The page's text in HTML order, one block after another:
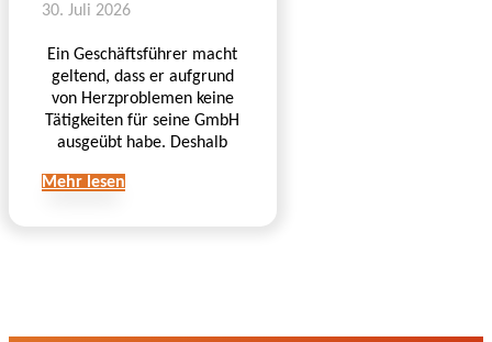
30. Juli 2026
Ein Geschäftsführer macht
geltend, dass er aufgrund
von Herzproblemen keine
Tätigkeiten für seine GmbH
ausgeübt habe. Deshalb
Mehr lesen